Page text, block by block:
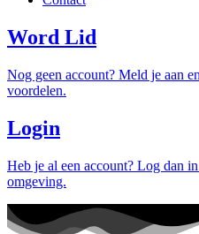
Word Lid
Nog geen account? Meld je aan
voordelen.
Login
Heb je al een account? Log dan
omgeving.